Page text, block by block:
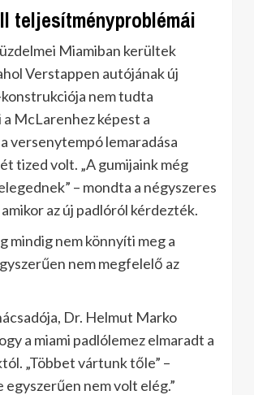
teljesítményproblémái
Miamiban kerültek
Verstappen autójának új
nem tudta
McLarenhez képest a
versenytempó lemaradása
tized volt. „A gumijaink még
– mondta a négyszeres
az új padlóról kérdezték.
mindig nem könnyíti meg a
nem megfelelő az
Dr. Helmut Marko
a miami padlólemez elmaradt a
„Többet vártunk tőle” –
egyszerűen nem volt elég.”